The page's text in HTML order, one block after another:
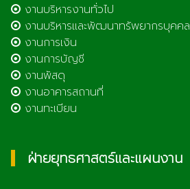
งานบริหารงานทั่วไป
งานบริหารและพัฒนาทรัพยากรบุคคล
งานการเงิน
งานการบัญชี
งานพัสดุ
งานอาคารสถานที่
งานทะเบียน
ฝ่ายยุทธศาสตร์และแผนงาน